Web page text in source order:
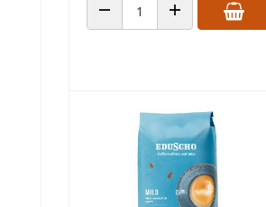
ANZAHL VERRINGERNANZAHL ERHÖHEN